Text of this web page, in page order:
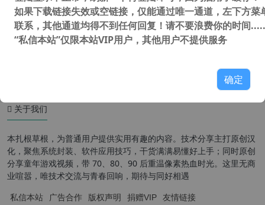
关于我们
本扎根草根，为普通用户提供实用有趣的内容。技术分享主打原创汉
化，聚焦系统封装、软件应用技巧，干货满满易懂好上手；同时原创
分享童年游戏视频，带 70、80、90 后重温像素热血时光。这里无商
业喧嚣，唯技术交流与青春回响，期待与同好相遇
私信本站 广告合作 版权声明 捐赠VIP 友情链接
如果下载链接失效或空链接，仅能通过唯一通道，左下方菜
联系，其他通道均得不到任何回复！请不要浪费你的时间
“私信本站”仅限本站VIP用户，其他用户不提供服务
确定